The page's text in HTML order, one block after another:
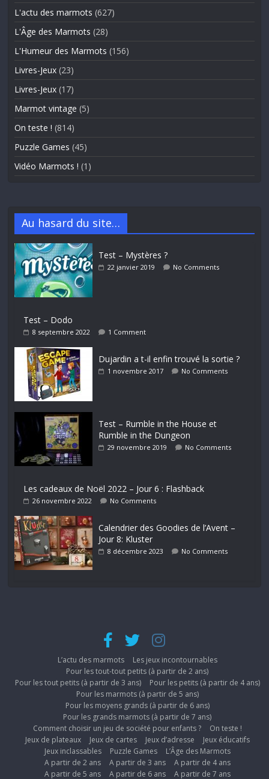
L'actu des marmots (627)
L'Âge des Marmots (28)
L'Humeur des Marmots (156)
Livres-Jeux (23)
Livres-Jeux (17)
Marmot vintage (5)
On teste ! (814)
Puzzle Games (45)
Vidéo Marmots ! (1)
Au hasard du site…
Test – Mystères ?
22 janvier 2019 No Comments
Test – Dodo
8 septembre 2022 1 Comment
Dujardin a t-il enfin trouvé la sortie ?
1 novembre 2017 No Comments
Test – Rumble in the House et
Rumble in the Dungeon
29 novembre 2019 No Comments
Les cadeaux de Noël 2022 – Jour 6 : Flashback
26 novembre 2022 No Comments
Calendrier des Goodies de l’Avent –
Jour 8: Kluster
8 décembre 2023 No Comments
L’actu des marmots
Les jeux incontournables
Pour les tout-tout petits (à partir de 2 ans)
Pour les tout petits (à partir de 3 ans)
Pour les petits (à partir de 4 ans)
Pour les marmots (à partir de 5 ans)
Pour les moyens grands (à partir de 6 ans)
Pour les grands marmots (à partir de 7 ans)
Comment choisir un jeu de société pour enfants ?
On teste !
Jeux de plateaux
Jeux de cartes Jeux d’adresse
Jeux éducatifs
Jeux inclassables
Puzzle Games
L’Âge des Marmots
A partir de 2 ans
A partir de 3 ans
A partir de 4 ans
A partir de 5 ans
A partir de 6 ans A partir de 7 ans